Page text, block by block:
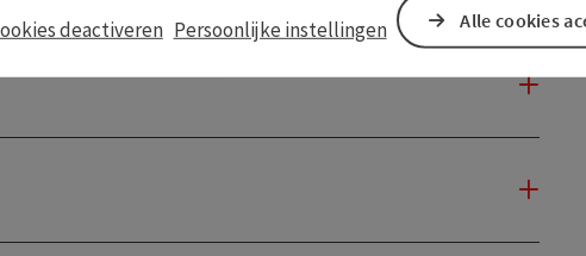
deactiveren Persoonlijke instellingen Alle cookies